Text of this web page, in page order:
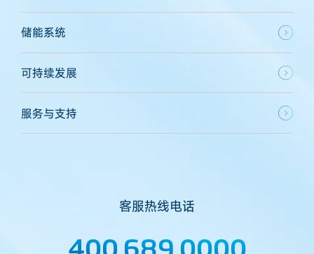
储能系统
可持续发展
服务与支持
客服热线电话